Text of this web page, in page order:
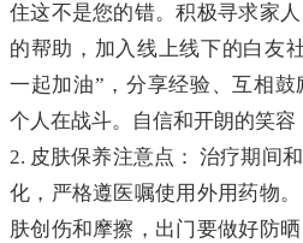
住这不是您的错。积极寻求家
的帮助，加入线上线下的白友
一起加油”，分享经验、互相
个人在战斗。自信和开朗的笑容
2. 皮肤保养注意点： 治疗期间
化，严格遵医嘱使用外用药物
肤创伤和摩擦，出门要做好防